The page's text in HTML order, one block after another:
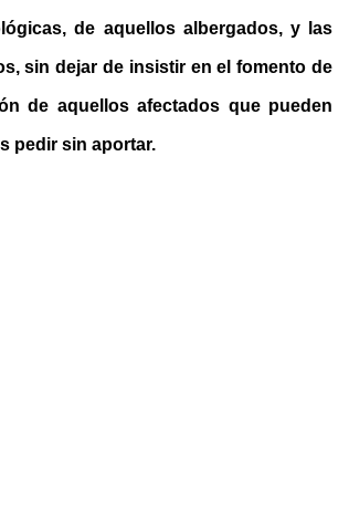
de aquellos albergados, y las
sin dejar de insistir en el fomento de
de aquellos afectados que pueden
pedir sin aportar.